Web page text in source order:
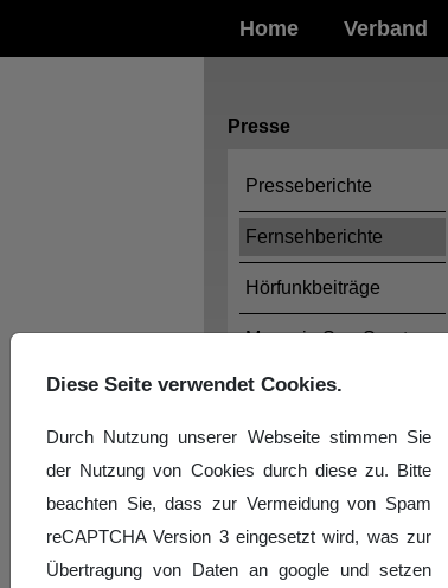
Home Verband
Presse
Presseberichte
Fernsehberichte
Hörfunkbeiträge
Magazin SaarSport
Diese Seite verwendet Cookies.
Durch Nutzung unserer Webseite stimmen Sie
der Nutzung von Cookies durch diese zu. Bitte
beachten Sie, dass zur Vermeidung von Spam
reCAPTCHA Version 3 eingesetzt wird, was zur
Übertragung von Daten an google und setzen